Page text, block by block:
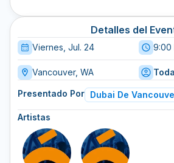
Detalles del
Viernes, Jul. 24 9:00
Vancouver, WA
Presentado Por Dubai De
Artistas